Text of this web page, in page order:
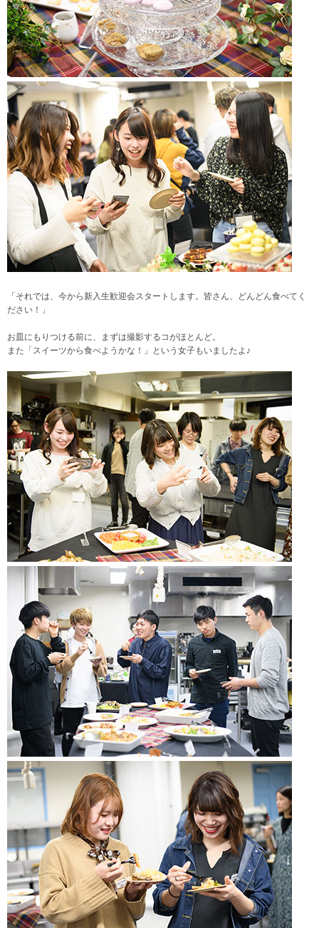
「それでは、今から新入生歓迎会スタートします。皆さん、どんどん食べてく
ださい！」
お皿にもりつける前に、まずは撮影するコがほとんど。
また「スイーツから食べようかな！」という女子もいましたよ♪